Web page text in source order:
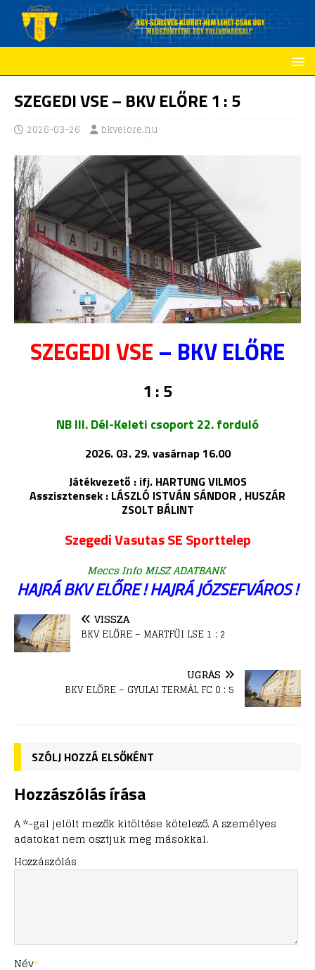
SZEGEDI VSE – BKV ELŐRE 1 : 5
2026-03-26 bkvelore.hu
SZEGEDI VSE – BKV ELŐRE
1 : 5
NB III. Dél-Keleti csoport 22. forduló
2026. 03. 29. vasárnap 16.00
Játékvezető : ifj. HARTUNG VILMOS
Asszisztensek : LÁSZLÓ ISTVÁN SÁNDOR , HUSZÁR
ZSOLT BÁLINT
Szegedi Vasutas SE Sporttelep
Meccs Info MLSZ ADATBANK
HAJRÁ BKV ELŐRE ! HAJRÁ JÓZSEFVÁROS !
VISSZA
BKV ELŐRE – MARTFŰI LSE 1 : 2
UGRÁS
BKV ELŐRE – GYULAI TERMÁL FC 0 : 5
SZÓLJ HOZZÁ ELSŐKÉNT
Hozzászólás írása
A *-gal jelölt mezők kitöltése kötelező. A személyes
adatokat nem osztjuk meg másokkal.
Hozzászólás
Név*